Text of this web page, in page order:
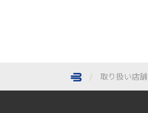
取り扱い店舗
ページトップへ